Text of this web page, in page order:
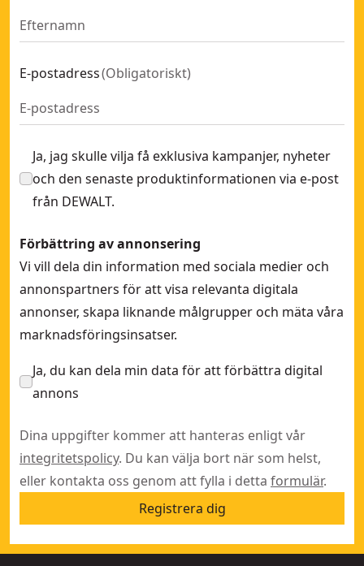
E-postadress(Obligatoriskt)
Ja, jag skulle vilja få exklusiva kampanjer, nyheter
och den senaste produktinformationen via e-post
från DEWALT.
Förbättring av annonsering
Vi vill dela din information med sociala medier och
annonspartners för att visa relevanta digitala
annonser, skapa liknande målgrupper och mäta våra
marknadsföringsinsatser.
Ja, du kan dela min data för att förbättra digital
annons
Dina uppgifter kommer att hanteras enligt vår
integritetspolicy. Du kan välja bort när som helst,
eller kontakta oss genom att fylla i detta formulär.
Registrera dig